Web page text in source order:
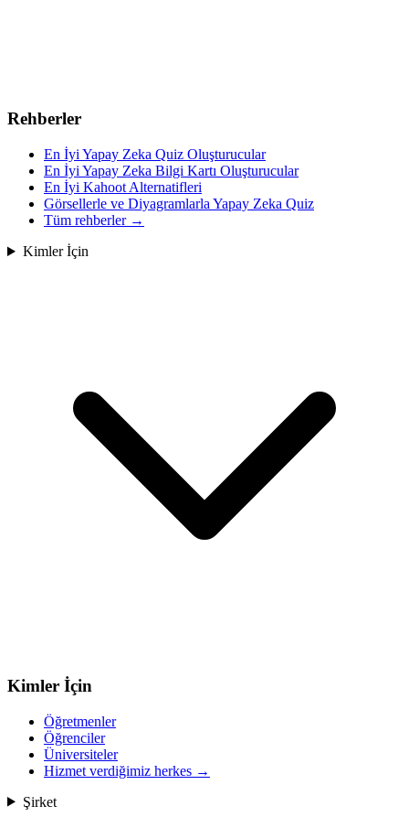
Rehberler
En İyi Yapay Zeka Quiz Oluşturucular
En İyi Yapay Zeka Bilgi Kartı Oluşturucular
En İyi Kahoot Alternatifleri
Görsellerle ve Diyagramlarla Yapay Zeka Quiz
Tüm rehberler→
Kimler İçin
Kimler İçin
Öğretmenler
Öğrenciler
Üniversiteler
Hizmet verdiğimiz herkes →
Şirket